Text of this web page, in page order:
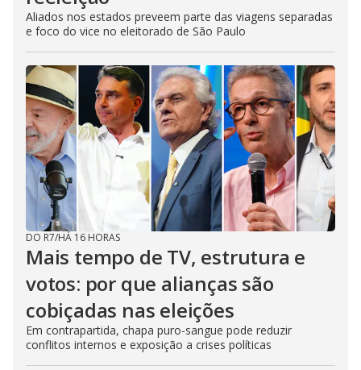
Aliados nos estados preveem parte das viagens separadas
e foco do vice no eleitorado de São Paulo
DO R7/HÁ 16 HORAS
Mais tempo de TV, estrutura e
votos: por que alianças são
cobiçadas nas eleições
Em contrapartida, chapa puro-sangue pode reduzir
conflitos internos e exposição a crises políticas